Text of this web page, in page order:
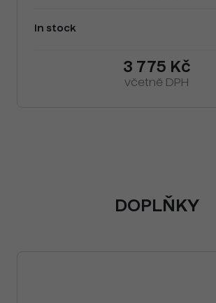
In stock
3 775 Kč
včetně DPH
DOPLŇKY